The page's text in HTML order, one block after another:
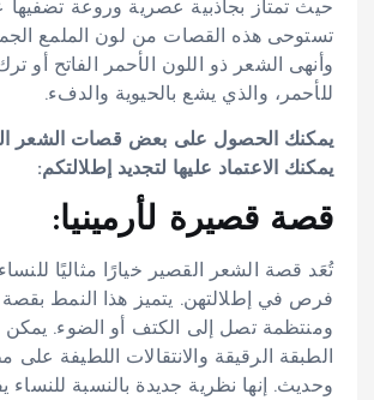
حيث تمتاز بجاذبية عصرية وروعة تضفيها
تستوحى هذه القصات من لون الملمع
وأنهى الشعر ذو اللون الأحمر الفاتح أو
للأحمر، والذي يشع بالحيوية والدفء.
يمكنك الحصول على بعض قصات الشعر
يمكنك الاعتماد عليها لتجديد إطلالتكم:
قصة قصيرة لأرمينيا:
تُعَد قصة الشعر القصير خيارًا مثاليًا
فرص في إطلالتهن. يتميز هذا النمط
ومنتظمة تصل إلى الكتف أو الضوء.
الطبقة الرقيقة والانتقالات اللطيفة
وحديث. إنها نظرية جديدة بالنسبة للنساء